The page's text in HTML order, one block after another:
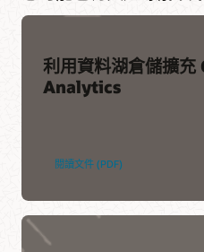
利用資料湖倉儲擴
Analytics
閱讀文件 (PDF)